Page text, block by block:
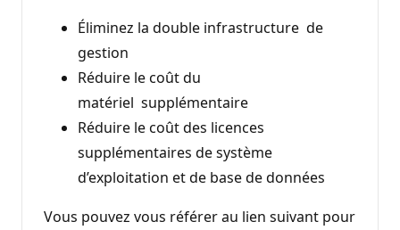
Éliminez la double infrastructure de
gestion
Réduire le coût du
matériel supplémentaire
Réduire le coût des licences
supplémentaires de système
d’exploitation et de base de données
Vous pouvez vous référer au lien suivant pour